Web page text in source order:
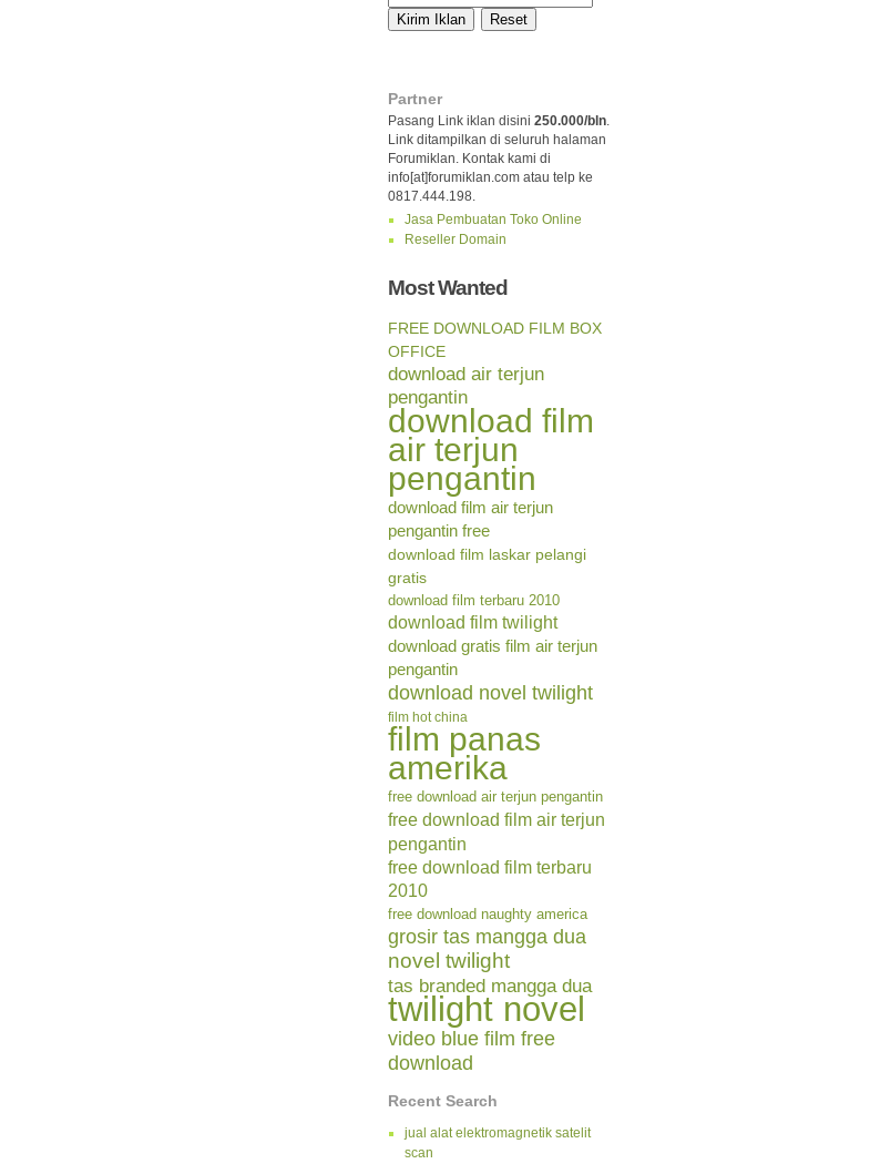
Partner
Pasang Link iklan disini 250.000/bln.
Link ditampilkan di seluruh halaman
Forumiklan. Kontak kami di
info[at]forumiklan.com atau telp ke
0817.444.198.
Jasa Pembuatan Toko Online
Reseller Domain
Most Wanted
FREE DOWNLOAD FILM BOX
OFFICE
download air terjun
pengantin
download film
air terjun
pengantin
download film air terjun
pengantin free
download film laskar pelangi
gratis
download film terbaru 2010
download film twilight
download gratis film air terjun
pengantin
download novel twilight
film hot china
film panas
amerika
free download air terjun pengantin
free download film air terjun
pengantin
free download film terbaru
2010
free download naughty america
grosir tas mangga dua
novel twilight
tas branded mangga dua
twilight novel
video blue film free
download
Recent Search
jual alat elektromagnetik satelit
scan